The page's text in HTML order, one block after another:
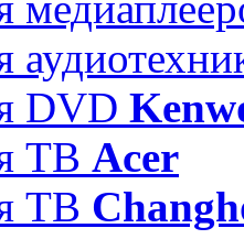
DVD
ТВ Acer
ТВ